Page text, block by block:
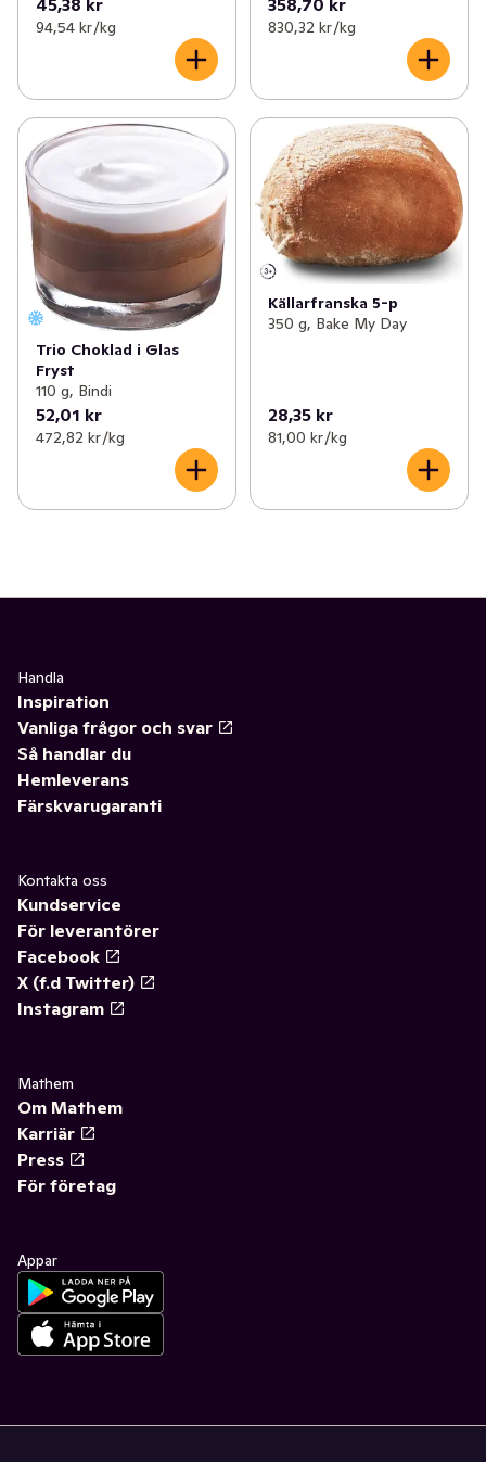
94,54 kr /kg 830,32 kr /kg
Trio Choklad i Glas
Fryst
110 g, Bindi
52,01 kr
472,82 kr /kg
Källarfranska 5-p
350 g, Bake My Day
28,35 kr
81,00 kr /kg
Handla
Inspiration
Vanliga frågor och svar
Så handlar du
Hemleverans
Färskvarugaranti
Kontakta oss
Kundservice
För leverantörer
Facebook
X (f.d Twitter)
Instagram
Mathem
Om Mathem
Karriär
Press
För företag
Appar